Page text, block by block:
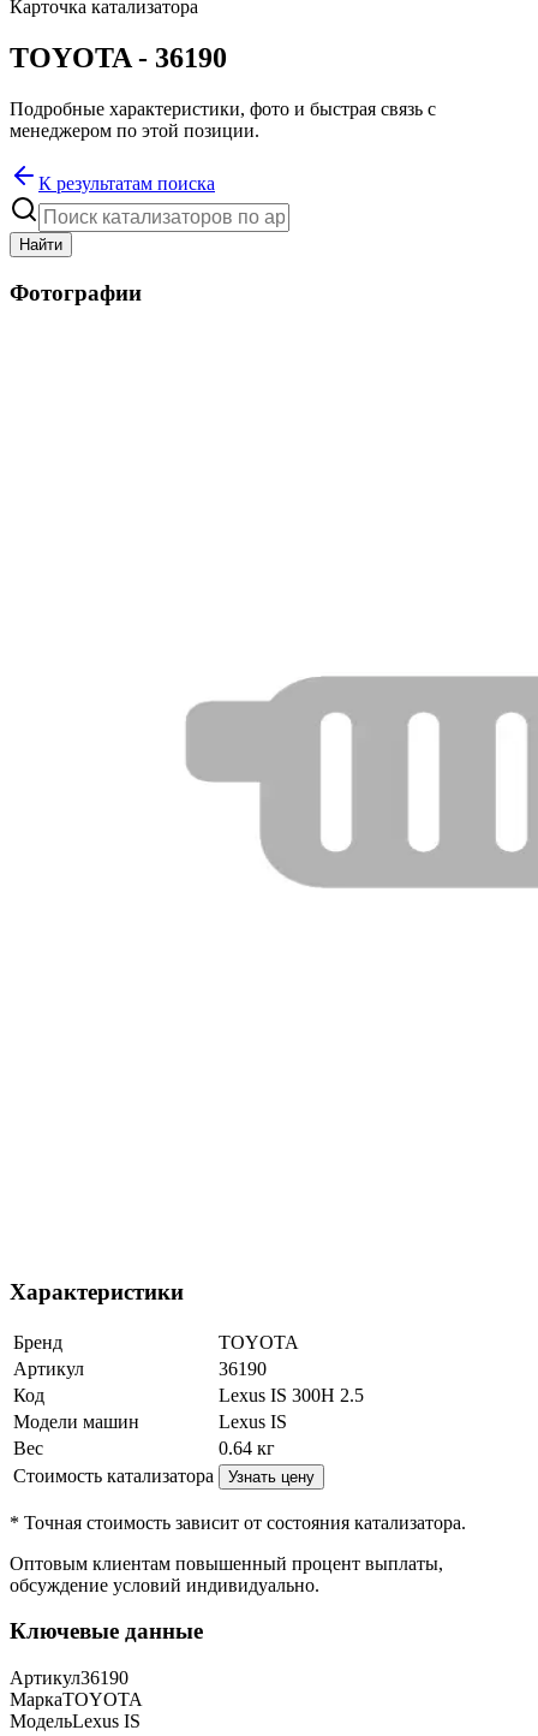
Карточка катализатора
TOYOTA - 36190
Подробные характеристики, фото и быстрая связь с
менеджером по этой позиции.
К результатам поиска
Найти
Фотографии
Характеристики
Бренд
TOYOTA
Артикул
36190
Код
Lexus IS 300H 2.5
Модели машин
Lexus IS
Вес
0.64 кг
Стоимость катализатора
Узнать цену
* Точная стоимость зависит от состояния катализатора.
Оптовым клиентам повышенный процент выплаты,
обсуждение условий индивидуально.
Ключевые данные
Артикул36190
МаркаTOYOTA
МодельLexus IS